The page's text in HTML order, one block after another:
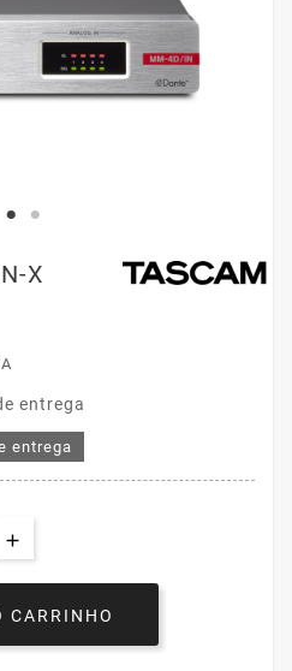
X
entrega
entrega
CARRINHO